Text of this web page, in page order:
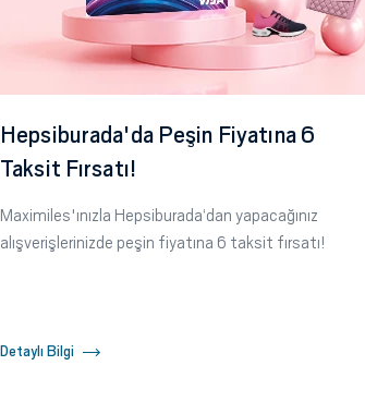
Hepsiburada'da Peşin Fiyatına 6
Taksit Fırsatı!
Maximiles'ınızla Hepsiburada‘dan yapacağınız
alışverişlerinizde peşin fiyatına 6 taksit fırsatı!
Detaylı Bilgi